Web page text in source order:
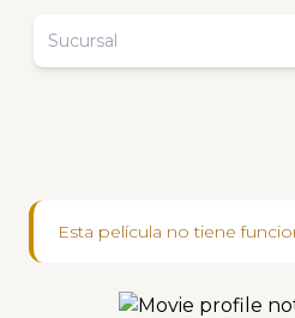
Sucursal
Esta película no tiene